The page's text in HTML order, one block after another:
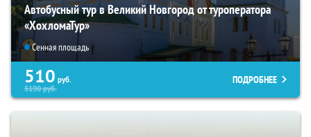
Автобусный тур в Великий Новгород от туроператора
«ХохломаТур»
Сенная площадь
510 руб.
5190руб.
ПОДРОБНЕЕ